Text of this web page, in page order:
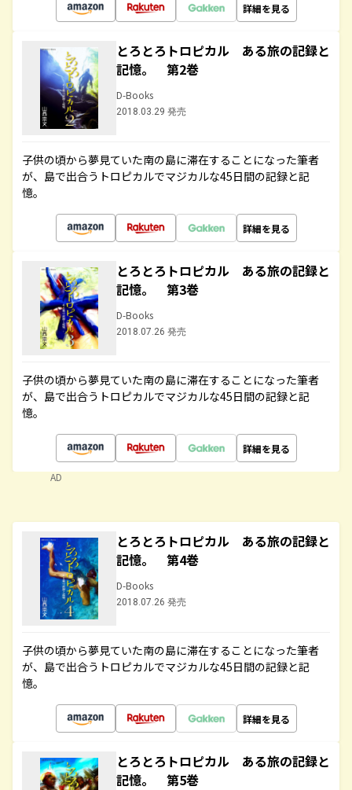
詳細を見る
とろとろトロピカル ある旅の記録と
記憶。 第2巻
D-Books
2018.03.29 発売
子供の頃から夢見ていた南の島に滞在することになった筆者
が、島で出合うトロピカルでマジカルな45日間の記録と記
憶。
詳細を見る
とろとろトロピカル ある旅の記録と
記憶。 第3巻
D-Books
2018.07.26 発売
子供の頃から夢見ていた南の島に滞在することになった筆者
が、島で出合うトロピカルでマジカルな45日間の記録と記
憶。
詳細を見る
AD
とろとろトロピカル ある旅の記録と
記憶。 第4巻
D-Books
2018.07.26 発売
子供の頃から夢見ていた南の島に滞在することになった筆者
が、島で出合うトロピカルでマジカルな45日間の記録と記
憶。
詳細を見る
とろとろトロピカル ある旅の記録と
記憶。 第5巻